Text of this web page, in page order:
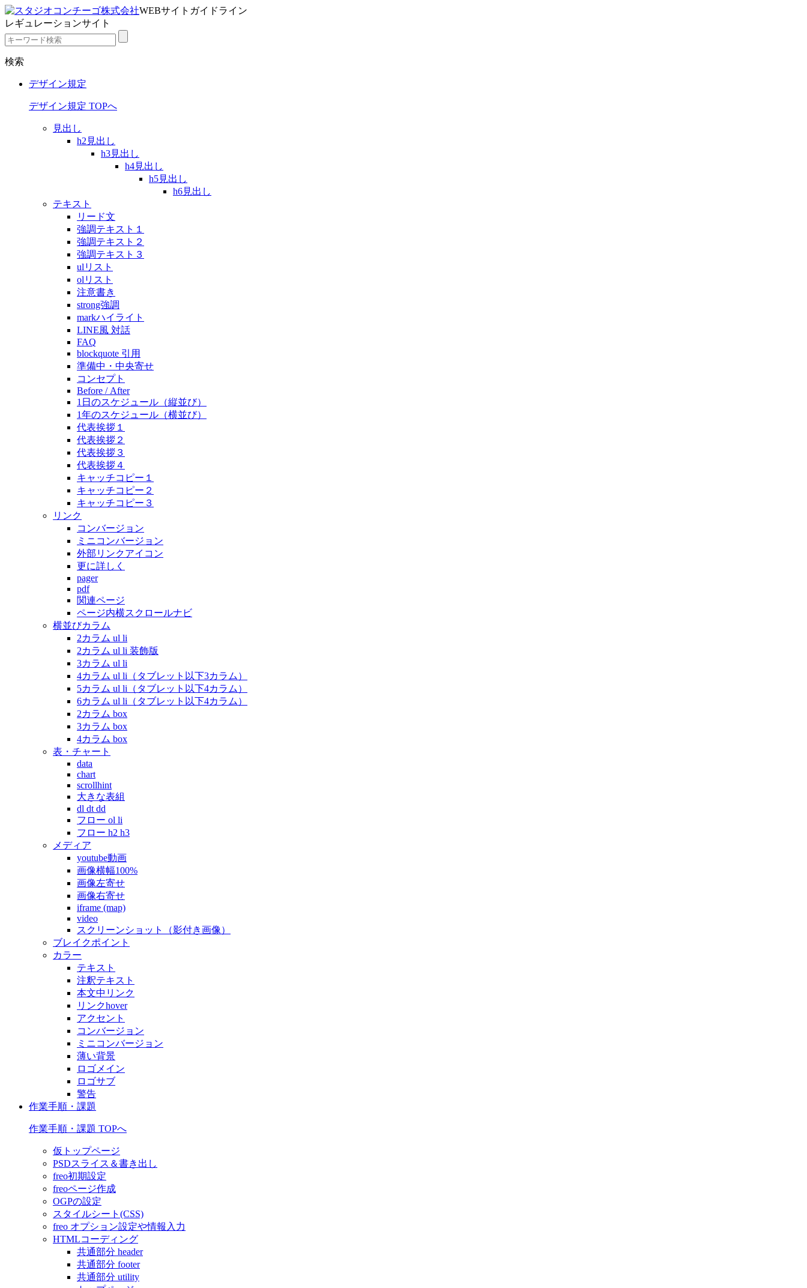
WEBサイトガイドライン
レギュレーションサイト
検索
デザイン規定
デザイン規定 TOPへ
見出し
h2見出し
h3見出し
h4見出し
h5見出し
h6見出し
テキスト
リード文
強調テキスト１
強調テキスト２
強調テキスト３
ulリスト
olリスト
注意書き
strong強調
markハイライト
LINE風 対話
FAQ
blockquote 引用
準備中・中央寄せ
コンセプト
Before / After
1日のスケジュール（縦並び）
1年のスケジュール（横並び）
代表挨拶１
代表挨拶２
代表挨拶３
代表挨拶４
キャッチコピー１
キャッチコピー２
キャッチコピー３
リンク
コンバージョン
ミニコンバージョン
外部リンクアイコン
更に詳しく
pager
pdf
関連ページ
ページ内横スクロールナビ
横並びカラム
2カラム ul li
2カラム ul li 装飾版
3カラム ul li
4カラム ul li（タブレット以下3カラム）
5カラム ul li（タブレット以下4カラム）
6カラム ul li（タブレット以下4カラム）
2カラム box
3カラム box
4カラム box
表・チャート
data
chart
scrollhint
大きな表組
dl dt dd
フロー ol li
フロー h2 h3
メディア
youtube動画
画像横幅100%
画像左寄せ
画像右寄せ
iframe (map)
video
スクリーンショット（影付き画像）
ブレイクポイント
カラー
テキスト
注釈テキスト
本文中リンク
リンクhover
アクセント
コンバージョン
ミニコンバージョン
薄い背景
ロゴメイン
ロゴサブ
警告
作業手順・課題
作業手順・課題 TOPへ
仮トップページ
PSDスライス＆書き出し
freo初期設定
freoページ作成
OGPの設定
スタイルシート(CSS)
freo オプション設定や情報入力
HTMLコーディング
共通部分 header
共通部分 footer
共通部分 utility